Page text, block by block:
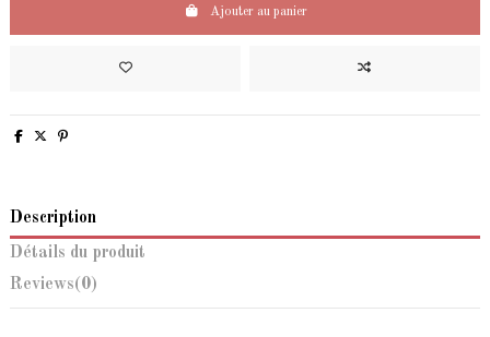
Ajouter au panier
Description
Détails du produit
Reviews(0)